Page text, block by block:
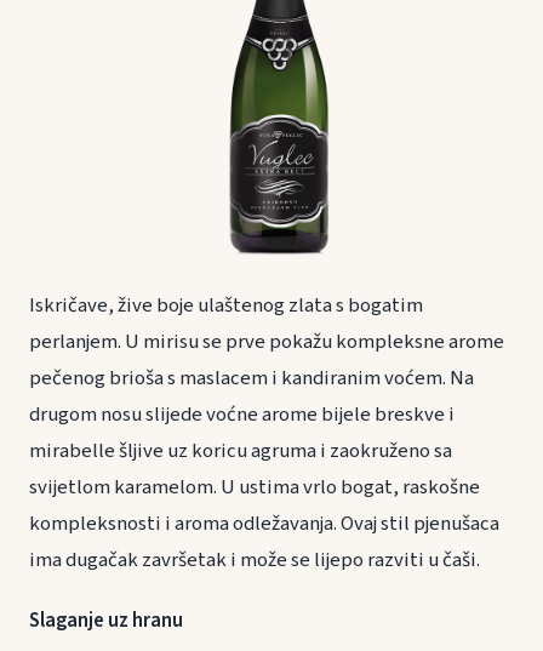
Iskričave, žive boje ulaštenog zlata s bogatim
perlanjem. U mirisu se prve pokažu kompleksne arome
pečenog brioša s maslacem i kandiranim voćem. Na
drugom nosu slijede voćne arome bijele breskve i
mirabelle šljive uz koricu agruma i zaokruženo sa
svijetlom karamelom. U ustima vrlo bogat, raskošne
kompleksnosti i aroma odležavanja. Ovaj stil pjenušaca
ima dugačak završetak i može se lijepo razviti u čaši.
Slaganje uz hranu